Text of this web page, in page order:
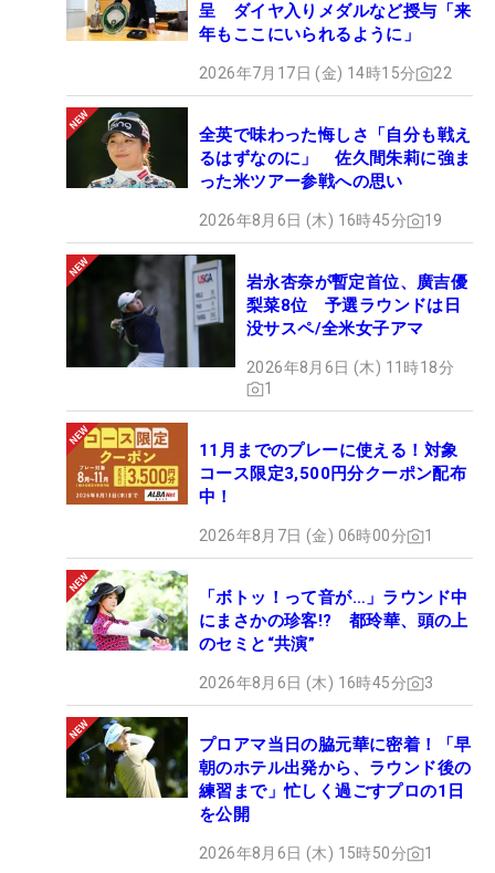
呈 ダイヤ入りメダルなど授与「来
年もここにいられるように」
2026年7月17日 (金) 14時15分 22
全英で味わった悔しさ「自分も戦え
るはずなのに」 佐久間朱莉に強ま
った米ツアー参戦への思い
2026年8月6日 (木) 16時45分 19
岩永杏奈が暫定首位、廣吉優
梨菜8位 予選ラウンドは日
没サスペ/全米女子アマ
2026年8月6日 (木) 11時18分
1
11月までのプレーに使える！対象
コース限定3,500円分クーポン配布
中！
2026年8月7日 (金) 06時00分 1
「ボトッ！って音が…」ラウンド中
にまさかの珍客!? 都玲華、頭の上
のセミと“共演”
2026年8月6日 (木) 16時45分 3
プロアマ当日の脇元華に密着！「早
朝のホテル出発から、ラウンド後の
練習まで」忙しく過ごすプロの1日
を公開
2026年8月6日 (木) 15時50分 1